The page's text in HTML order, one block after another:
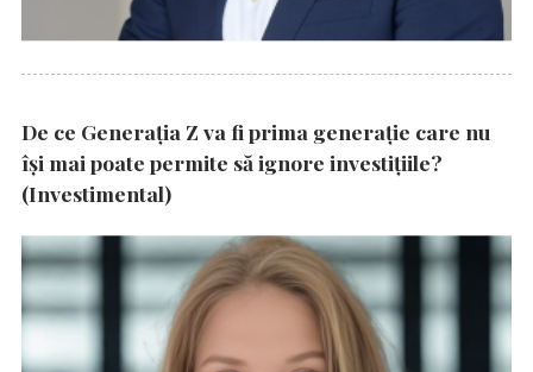
De ce Generația Z va fi prima generație care nu
își mai poate permite să ignore investițiile?
(Investimental)